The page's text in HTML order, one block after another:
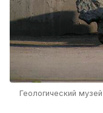
Геологический